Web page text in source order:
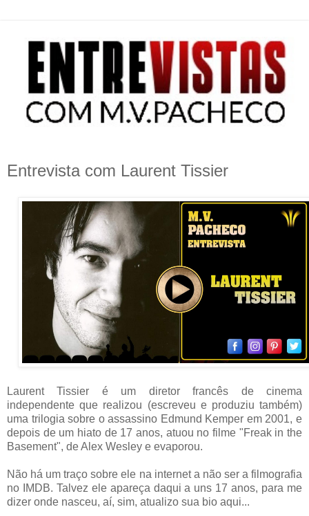
Entrevista com Laurent Tissier
Laurent Tissier é um diretor francês de cinema
independente que realizou (escreveu e produziu também)
uma trilogia sobre o assassino Edmund Kemper em 2001, e
depois de um hiato de 17 anos, atuou no filme "Freak in the
Basement", de Alex Wesley e evaporou.
Não há um traço sobre ele na internet a não ser a filmografia
no IMDB. Talvez ele apareça daqui a uns 17 anos, para me
dizer onde nasceu, aí, sim, atualizo sua bio aqui...